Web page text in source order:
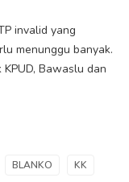
invalid yang
menunggu banyak.
Bawaslu dan
BLANKO
KK